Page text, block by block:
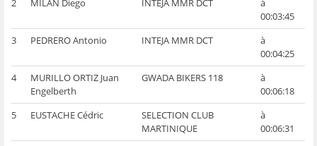
2 MILAN Diego INTEJA MMR DCT
à
00:03:45
3
PEDRERO Antonio INTEJA MMR DCT
à
00:04:25
4
MURILLO ORTIZ Juan
Engelberth
GWADA BIKERS 118
à
00:06:18
5
EUSTACHE Cédric
SELECTION CLUB
MARTINIQUE
à
00:06:31